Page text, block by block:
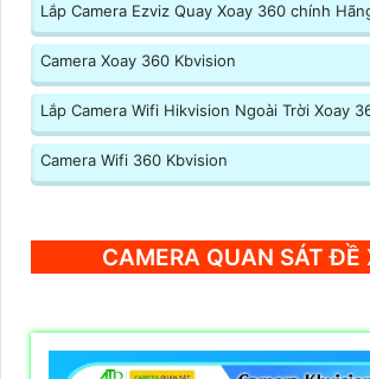
Lắp Camera Ezviz Quay Xoay 360 chính
Camera Xoay 360 Kbvision
Lắp Camera Wifi Hikvision Ngoài Trời Xoay
Camera Wifi 360 Kbvision
CAMERA QUAN SÁT ĐỀ